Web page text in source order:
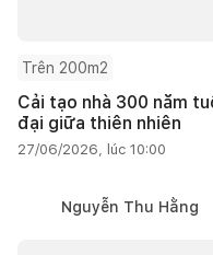
Trên 200m2
Cải tạo nhà 300 năm
đại giữa thiên nhiên
27/06/2026, lúc 10:00
Nguyễn Thu Hằng